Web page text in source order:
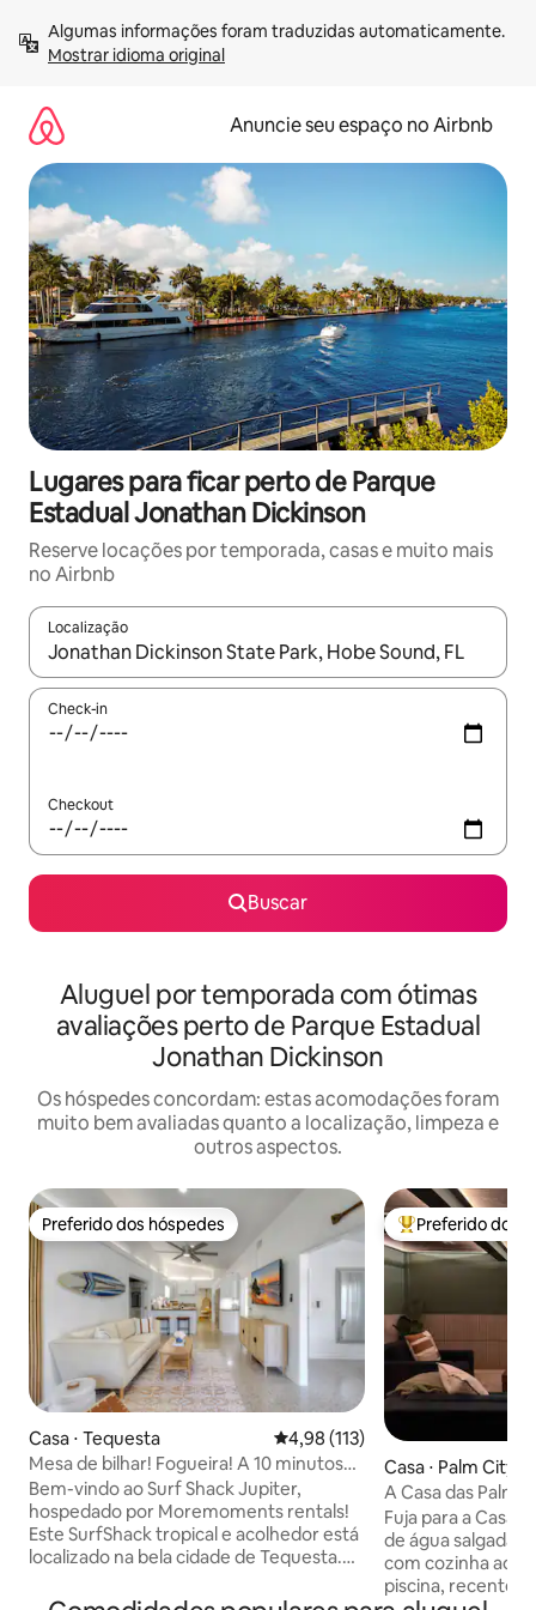
para
Mostrar idioma original
Anuncie seu espaço no Airbnb
Lugares para ficar perto de Parque
Estadual Jonathan Dickinson
Reserve locações por temporada, casas e muito mais
no Airbnb
Localização
Quando os resultados estiverem disponíveis, explore-os
Check-in
Checkout
Buscar
Aluguel por temporada com ótimas
avaliações perto de Parque Estadual
Jonathan Dickinson
Os hóspedes concordam: estas acomodações foram
muito bem avaliadas quanto a localização, limpeza e
outros aspectos.
Preferido dos hóspedes
Preferido dos hóspedes
Casa ⋅ Tequesta 4,98 de uma avaliação média de
4,98 (113)
Mesa de bilhar! Fogueira! A 10 minutos
da praia! Animais de estimação!
Bem-vindo ao Surf Shack Jupiter,
hospedado por Moremoments rentals!
Este SurfShack tropical e acolhedor está
localizado na bela cidade de Tequesta.
precisa enquanto estiver no paraíso;
Entre os
Preferido dos
Casa ⋅ Palm City
A Casa das
Fuja para a Casa
de água salgada
com cozinha ao
piscina,